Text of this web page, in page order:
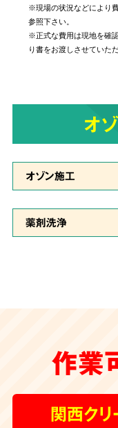
当社では個人・
るご依頼にお応
る賃貸物件やホ
6 原状回
リフォ
特殊清掃が遅れ
で及んでしまう
装工事が必要な
社に工務店を有
※現場の状況などにより
参照下さい。
※正式な費用は現地を確
り書をお渡しさせていた
オ
オゾン施工
薬剤洗浄
作業
関西ク